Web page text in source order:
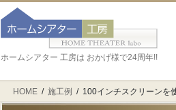
ホームシアター 工房は おかげ様で24周年!!
HOME 施工例 100インチスクリーンを